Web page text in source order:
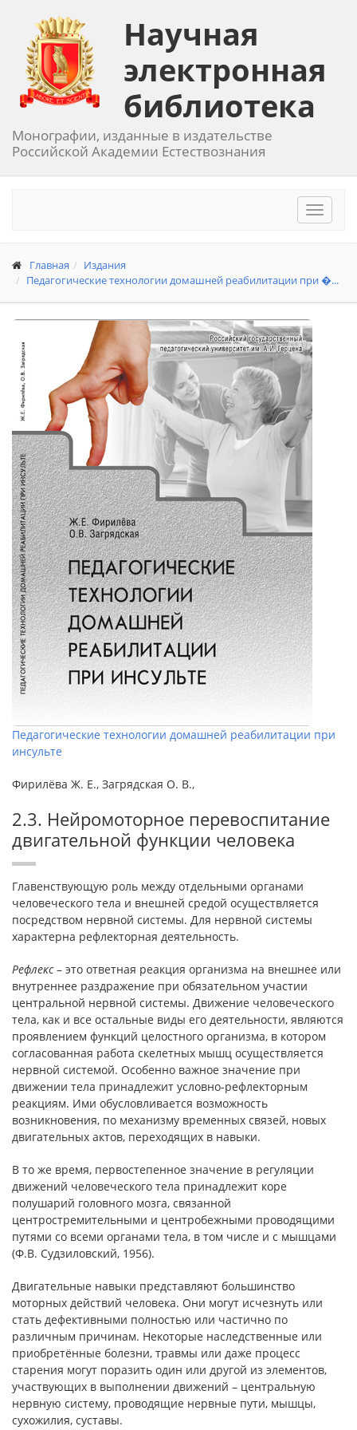
Научная
электронная
библиотека
Монографии, изданные в издательстве
Российской Академии Естествознания
Toggle
Главная
Издания
Педагогические технологии домашней реабилитации при �...
Педагогические технологии домашней реабилитации при
инсульте
Фирилёва Ж. Е., Загрядская О. В.,
2.3. Нейромоторное перевоспитание
двигательной функции человека
Главенствующую роль между отдельными органами
человеческого тела и внешней средой осуществляется
посредством нервной системы. Для нервной системы
характерна рефлекторная деятельность.
Рефлекс– это ответная реакция организма на внешнее или
внутреннее раздражение при обязательном участии
центральной нервной системы. Движение человеческого
тела, как и все остальные виды его деятельности, являются
проявлением функций целостного организма, в котором
согласованная работа скелетных мышц осуществляется
нервной системой. Особенно важное значение при
движении тела принадлежит условно-рефлекторным
реакциям. Ими обусловливается возможность
возникновения, по механизму временных связей, новых
двигательных актов, переходящих в навыки.
В то же время, первостепенное значение в регуляции
движений человеческого тела принадлежит коре
полушарий головного мозга, связанной
центростремительными и центробежными проводящими
путями со всеми органами тела, в том числе и с мышцами
(Ф.В. Судзиловский, 1956).
Двигательные навыки представляют большинство
моторных действий человека. Они могут исчезнуть или
стать дефективными полностью или частично по
различным причинам. Некоторые наследственные или
приобретённые болезни, травмы или даже процесс
старения могут поразить один или другой из элементов,
участвующих в выполнении движений – центральную
нервную систему, проводящие нервные пути, мышцы,
сухожилия, суставы.